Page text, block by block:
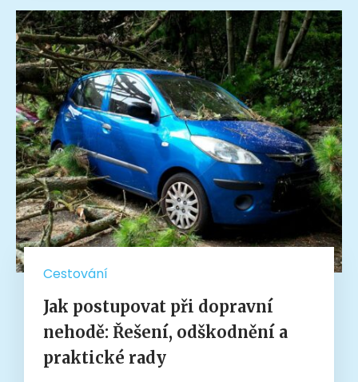
Cestování
Jak postupovat při dopravní
nehodě: Řešení, odškodnění a
praktické rady